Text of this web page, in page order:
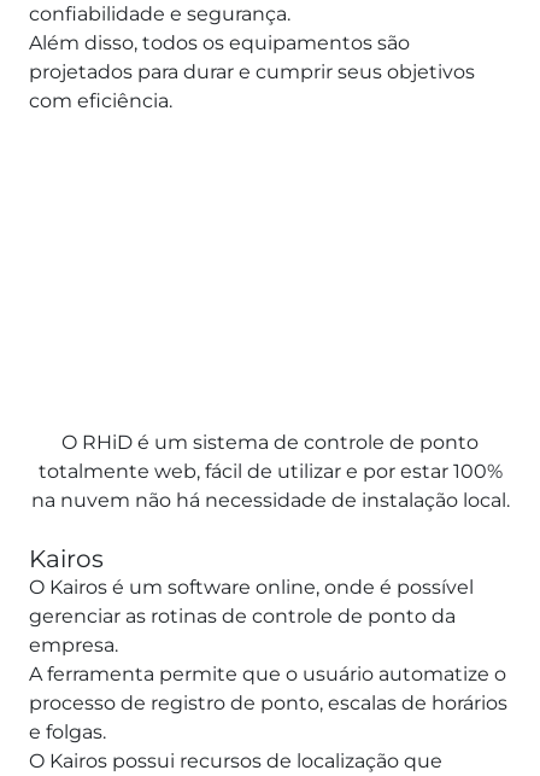
confiabilidade e segurança.
Além disso, todos os equipamentos são
projetados para durar e cumprir seus objetivos
com eficiência.
O RHiD é um sistema de controle de ponto
totalmente web, fácil de utilizar e por estar 100%
na nuvem não há necessidade de instalação local.
Kairos
O Kairos é um software online, onde é possível
gerenciar as rotinas de controle de ponto da
empresa.
A ferramenta permite que o usuário automatize o
processo de registro de ponto, escalas de horários
e folgas.
O Kairos possui recursos de localização que